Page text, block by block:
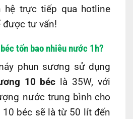
trực tiếp qua hotline
được tư vấn!
tốn bao nhiêu nước 1h?
phun sương sử dụng
10 béc là 35W, với
nước trung bình cho
béc sẽ là từ 50 lít đến